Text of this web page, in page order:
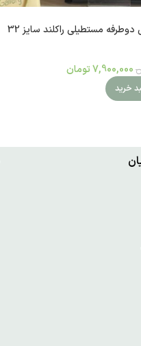
دوطرفه مستطیلی راکلند سایز 32
7,900,000تومان
خرید